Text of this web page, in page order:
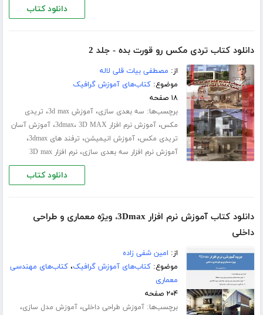
دانلود کتاب
دانلود کتاب تردی مکس رو قورت بده - جلد 2
از: مصطفی بیات قلی لاله
موضوع:کتاب‌های آموزش گرافیک
۱۸ صفحه
برچسب‌ها: سه بعدی سازی،آموزش 3d max ، تریدی
مکس،آموزش نرم افزار 3dmax ، 3D MAX ،آموزش آسان
تریدی مکس،آموزش انیمیشن، ترفند های 3dmax ،
آموزش نرم افزار سه بعدی سازی،نرم افزار 3D max
دانلود کتاب
دانلود کتاب آموزش نرم افزار 3Dmax، ویژه معماری و طراحی
داخلی
از: امین شفی زاده
موضوع:کتاب‌های آموزش گرافیک،کتاب‌های مهندسی
معماری
۲۰۴ صفحه
برچسب‌ها:آموزش طراحی داخلی،آموزش مدل سازی،